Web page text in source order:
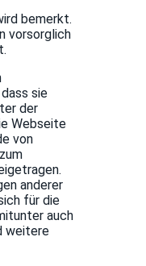
bemerkt.
vorsorglich
sie
der
Webseite
von
anderer
für die
auch
weitere